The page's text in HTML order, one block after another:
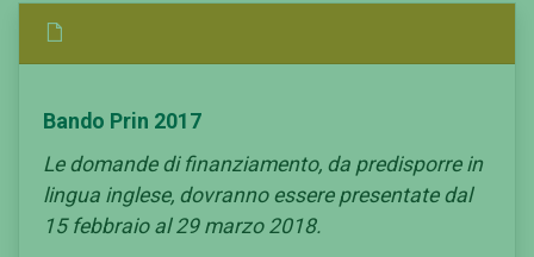
Bando Prin 2017
Le domande di finanziamento, da predisporre in
lingua inglese, dovranno essere presentate dal
15 febbraio al 29 marzo 2018.